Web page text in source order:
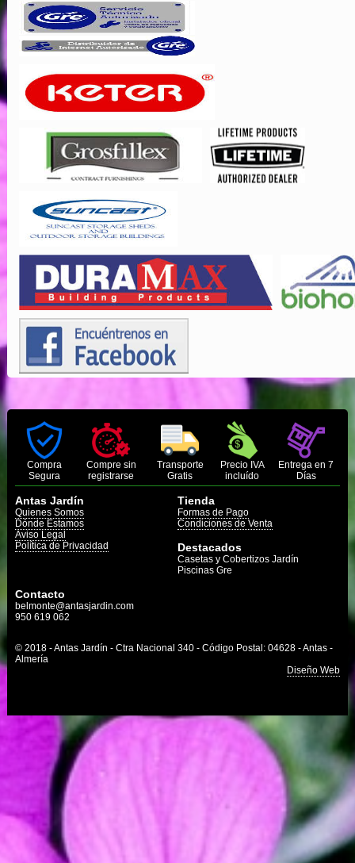
Compra
Segura
Compre sin
registrarse
Transporte
Gratis
Precio IVA
incluído
Entrega en 7
Días
Antas Jardín
Quienes Somos
Dónde Estamos
Aviso Legal
Política de Privacidad
Tienda
Formas de Pago
Condiciones de Venta
Destacados
Casetas y Cobertizos Jardín
Piscinas Gre
Contacto
belmonte@antasjardin.com
950 619 062
© 2018 - Antas Jardín - Ctra Nacional 340 - Código Postal: 04628 - Antas -
Almería
Diseño Web